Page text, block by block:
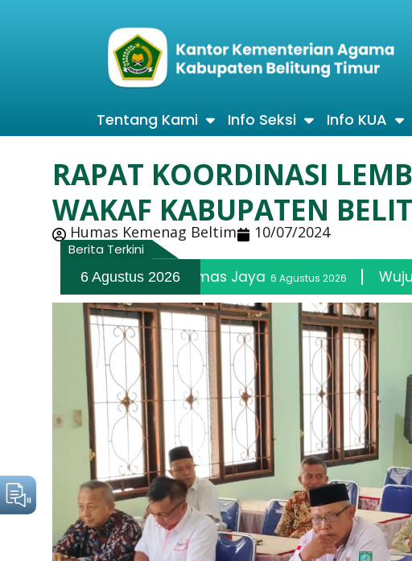
Tentang Kami Info Seksi Info KUA
RAPAT KOORDINASI
WAKAF KABUPATEN
Humas Kemenag Beltim 10/07/2024
Berita Terkini
6 Agustus 2026
Jaya 6 Agustus 2026 Wujudkan Hak Beribadah